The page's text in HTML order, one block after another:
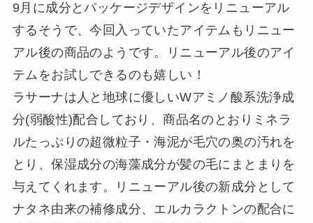
9月に成分とパッケージデザインをリニューアル
するそうで、今回入っていたアイテムもリニュー
アル後の商品のようです。リニューアル後のアイ
テムをお試しできるのも嬉しい！
ラサーナは人と地球に優しいWアミノ酸系洗浄成
分(弱酸性)配合しており、商品名のとおりミネラ
ルたっぷりの超微粒子・海泥が毛穴の奥の汚れを
とり、保湿成分の海藻成分が髪の毛にまとまりを
与えてくれます。リニューアル後の新成分として
ナタネ由来の補修成分、エルカラクトンの配合に